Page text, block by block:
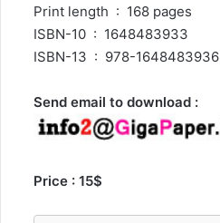
Print length ‏ : ‎ 168 pages
ISBN-10 ‏ : ‎ 1648483933
ISBN-13 ‏ : ‎ 978-1648483936
Send email to download :
Price : 15$